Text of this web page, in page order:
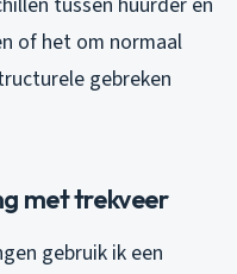
of het om normaal
gebreken
met trekveer
gebruik ik een